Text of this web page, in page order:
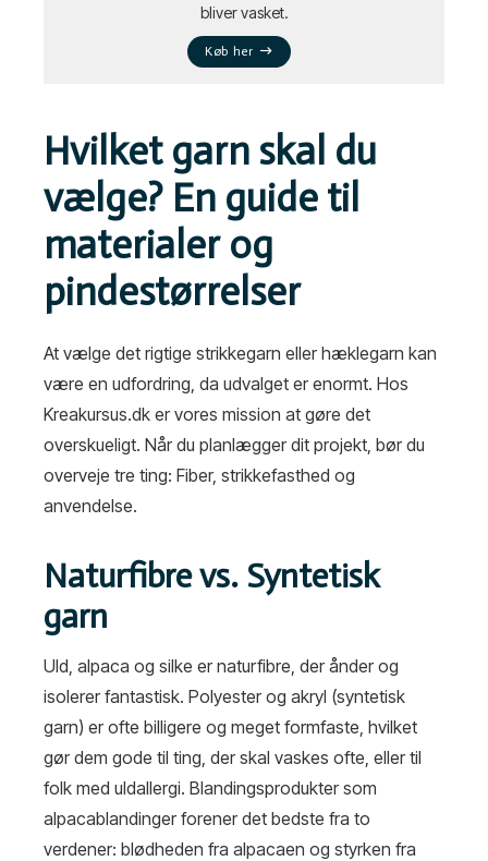
bliver vasket.
Køb her
Hvilket garn skal du
vælge? En guide til
materialer og
pindestørrelser
At vælge det rigtige strikkegarn eller hæklegarn kan
være en udfordring, da udvalget er enormt. Hos
Kreakursus.dk er vores mission at gøre det
overskueligt. Når du planlægger dit projekt, bør du
overveje tre ting: Fiber, strikkefasthed og
anvendelse.
Naturfibre vs. Syntetisk
garn
Uld, alpaca og silke er naturfibre, der ånder og
isolerer fantastisk. Polyester og akryl (syntetisk
garn) er ofte billigere og meget formfaste, hvilket
gør dem gode til ting, der skal vaskes ofte, eller til
folk med uldallergi. Blandingsprodukter som
alpacablandinger forener det bedste fra to
verdener: blødheden fra alpacaen og styrken fra